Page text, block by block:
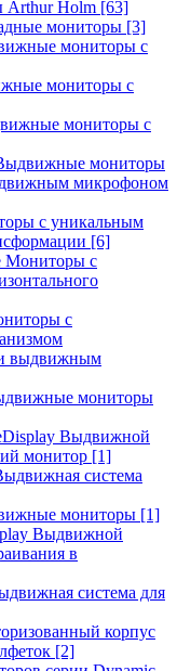
Holm [63]
мониторы [3]
мониторы с
мониторы с
мониторы с
мониторы
микрофоном
с уникальным
[6]
Мониторы с
с
выдвижным
мониторы
Выдвижной
монитор [1]
система
мониторы [1]
Выдвижной
в
система для
корпус
[2]